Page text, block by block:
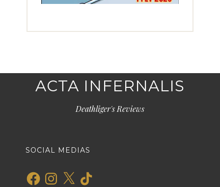
ACTA INFERNALIS
Deathliger's Reviews
SOCIAL MEDIAS
FacebookInstagram
X TikTok